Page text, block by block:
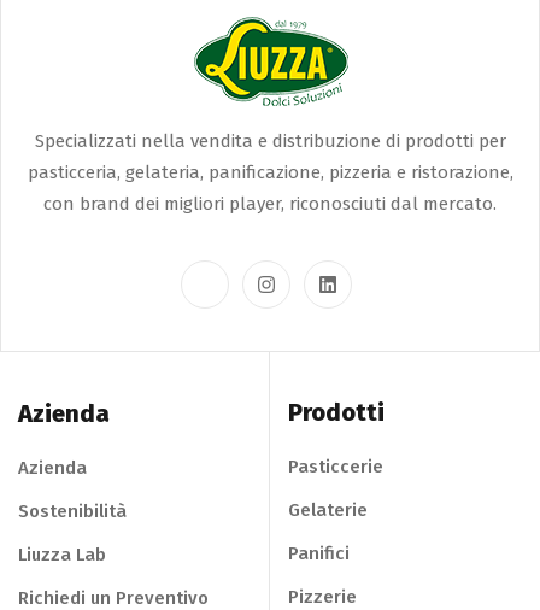
Specializzati nella vendita e distribuzione di prodotti per
pasticceria, gelateria, panificazione, pizzeria e ristorazione,
con brand dei migliori player, riconosciuti dal mercato.
Azienda
Azienda
Sostenibilità
Liuzza Lab
Richiedi un Preventivo
Prodotti
Pasticcerie
Gelaterie
Panifici
Pizzerie